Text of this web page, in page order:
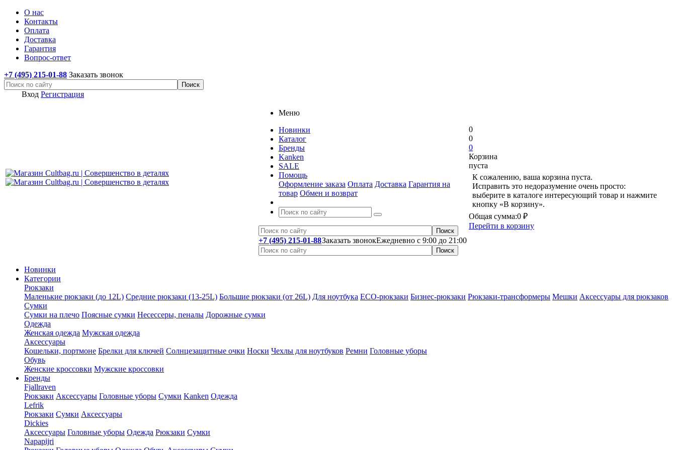
О нас
Контакты
Оплата
Доставка
Гарантия
Вопрос-ответ
+7 (495) 215-01-88 Заказать звонок
Вход Регистрация
Меню
Новинки
Каталог
Бренды
Kanken
SALE
Помощь
Оформление заказа Оплата Доставка Гарантия на
товар Обмен и возврат
Ежедневно с 9:00 до 21:00
+7 (495) 215-01-88Заказать звонок
0
0
0
Корзина
пуста
К сожалению, ваша корзина пуста.
Исправить это недоразумение очень просто:
выберите в каталоге интересующий товар и нажмите
кнопку «В корзину».
Общая сумма:0 ₽
Перейти в корзину
Новинки
Категории
Рюкзаки
Маленькие рюкзаки (до 12L) Средние рюкзаки (13-25L) Большие рюкзаки (от 26L) Для ноутбука ECO-рюкзаки Бизнес-рюкзаки Рюкзаки-трансформеры Мешки Аксессуары для рюкзаков
Сумки
Сумки на плечо Поясные сумки Несессеры, пеналы Дорожные сумки
Одежда
Женская одежда Мужская одежда
Аксессуары
Кошельки, портмоне Брелки для ключей Солнцезащитные очки Носки Чехлы для ноутбуков Ремни Головные уборы
Обувь
Женские кроссовки Мужские кроссовки
Бренды
Fjallraven
Рюкзаки Аксессуары Головные уборы Сумки Kanken Одежда
Lefrik
Рюкзаки Сумки Аксессуары
Dickies
Аксессуары Головные уборы Одежда Рюкзаки Сумки
Napapijri